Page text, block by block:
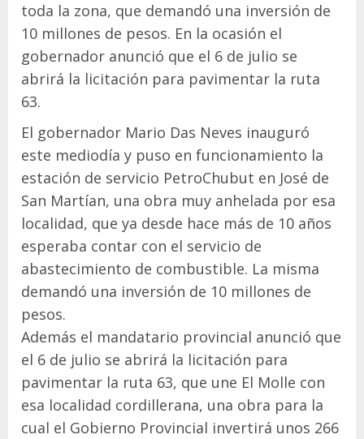
toda la zona, que demandó una inversión de
10 millones de pesos. En la ocasión el
gobernador anunció que el 6 de julio se
abrirá la licitación para pavimentar la ruta
63.
El gobernador Mario Das Neves inauguró
este mediodía y puso en funcionamiento la
estación de servicio PetroChubut en José de
San Martían, una obra muy anhelada por esa
localidad, que ya desde hace más de 10 años
esperaba contar con el servicio de
abastecimiento de combustible. La misma
demandó una inversión de 10 millones de
pesos.
Además el mandatario provincial anunció que
el 6 de julio se abrirá la licitación para
pavimentar la ruta 63, que une El Molle con
esa localidad cordillerana, una obra para la
cual el Gobierno Provincial invertirá unos 266